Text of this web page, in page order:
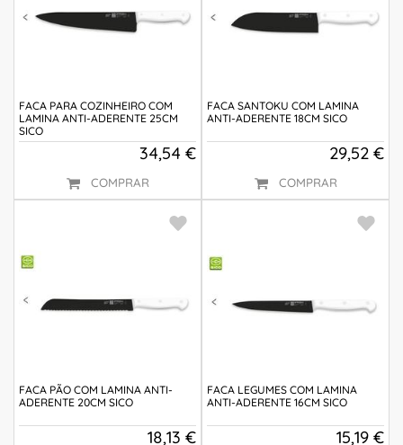
FACA PARA COZINHEIRO COM
LAMINA ANTI-ADERENTE 25CM
SICO
34,54 €
COMPRAR
FACA SANTOKU COM LAMINA
ANTI-ADERENTE 18CM SICO
29,52 €
COMPRAR
FACA PÃO COM LAMINA ANTI-
ADERENTE 20CM SICO
18,13 €
FACA LEGUMES COM LAMINA
ANTI-ADERENTE 16CM SICO
15,19 €